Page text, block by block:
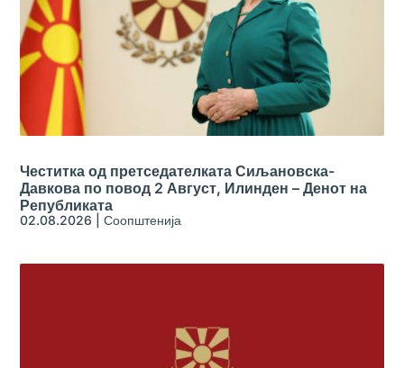
Честитка од претседателката Сиљановска-
Давкова по повод 2 Август, Илинден – Денот на
Републиката
02.08.2026 |Соопштенија